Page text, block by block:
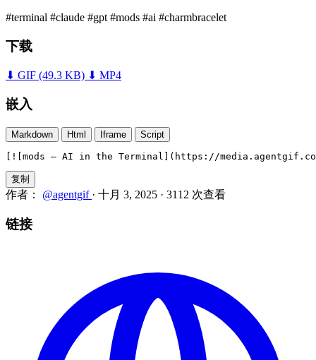
#terminal #claude #gpt #mods #ai #charmbracelet
下载
⬇ GIF (49.3 KB) ⬇ MP4
嵌入
Markdown Html Iframe Script
[![mods — AI in the Terminal](https://
复制
作者： @agentgif · 十月 3, 2025 · 3112 次查看
链接